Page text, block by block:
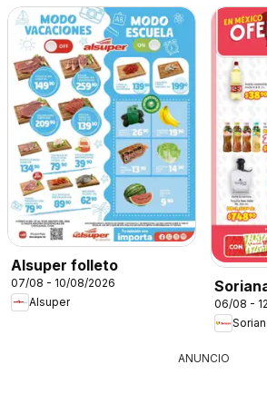
Alsuper folleto
07/08 - 10/08/2026
Alsuper
06/08 -
ANUNCIO